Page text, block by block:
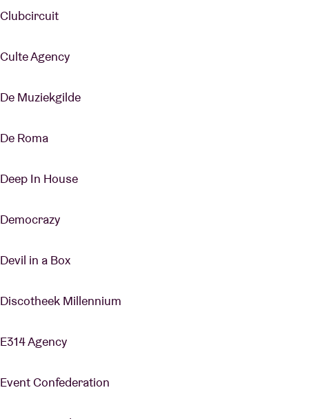
Clubcircuit
Culte Agency
De Muziekgilde
De Roma
Deep In House
Democrazy
Devil in a Box
Discotheek Millennium
E314 Agency
Event Confederation